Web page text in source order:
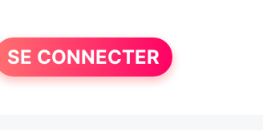
SE CONNECTER